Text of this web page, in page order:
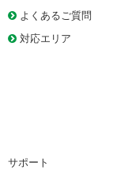
よくあるご質問
対応エリア
サポート